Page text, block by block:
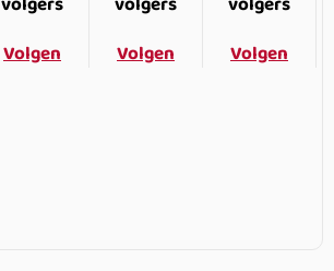
Volgen
Volgen
Volgen